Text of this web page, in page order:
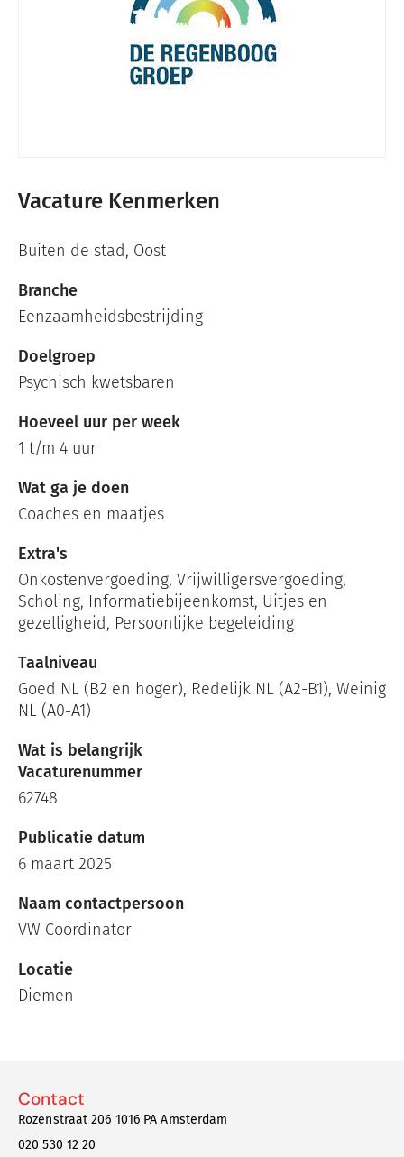
Vacature Kenmerken
Buiten de stad, Oost
Branche
Eenzaamheidsbestrijding
Doelgroep
Psychisch kwetsbaren
Hoeveel uur per week
1 t/m 4 uur
Wat ga je doen
Coaches en maatjes
Extra's
Onkostenvergoeding, Vrijwilligersvergoeding,
Scholing, Informatiebijeenkomst, Uitjes en
gezelligheid, Persoonlijke begeleiding
Taalniveau
Goed NL (B2 en hoger), Redelijk NL (A2-B1), Weinig
NL (A0-A1)
Wat is belangrijk
Vacaturenummer
62748
Publicatie datum
6 maart 2025
Naam contactpersoon
VW Coördinator
Locatie
Diemen
Contact
Rozenstraat 206 1016 PA Amsterdam
020 530 12 20